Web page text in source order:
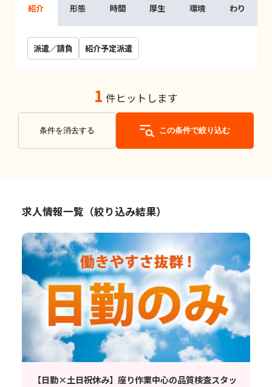
紹介
形態
時間
厚生
環境
わり
派遣／請負 紹介予定派遣
1 件ヒットします
条件を消去する この条件で絞り込む
求人情報一覧（絞り込み結果）
【日勤×土日祝休み】座り作業中心の品質検査スタッ